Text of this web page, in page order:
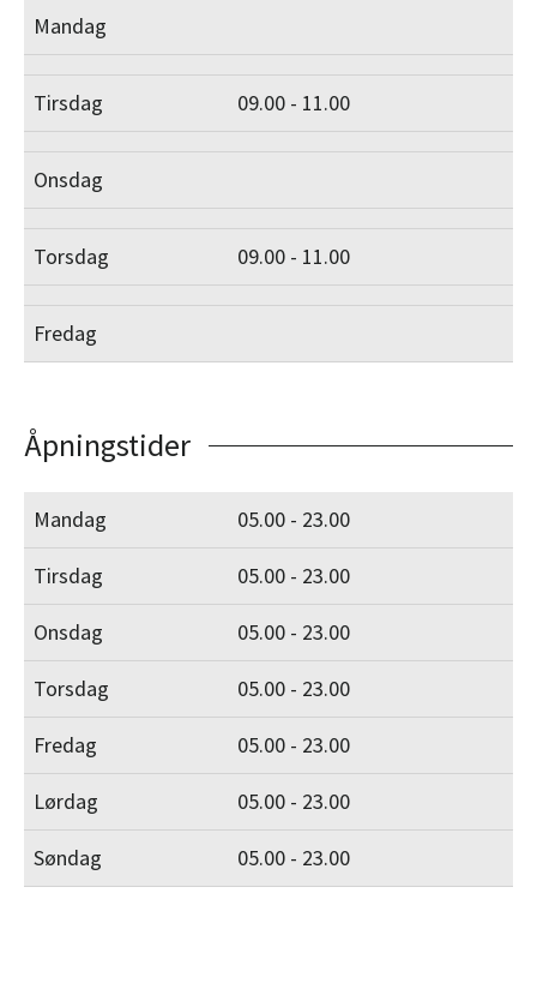
Mandag
Tirsdag 09.00 - 11.00
Onsdag
Torsdag 09.00 - 11.00
Fredag
Åpningstider
Mandag 05.00 - 23.00
Tirsdag 05.00 - 23.00
Onsdag 05.00 - 23.00
Torsdag 05.00 - 23.00
Fredag 05.00 - 23.00
Lørdag 05.00 - 23.00
Søndag 05.00 - 23.00